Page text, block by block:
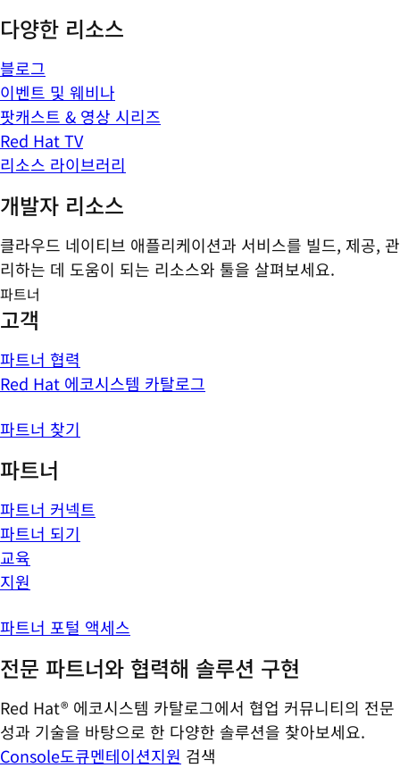
다양한 리소스
블로그
이벤트 및 웨비나
팟캐스트 & 영상 시리즈
Red Hat TV
리소스 라이브러리
개발자 리소스
클라우드 네이티브 애플리케이션과 서비스를 빌드, 제공, 관
리하는 데 도움이 되는 리소스와 툴을 살펴보세요.
파트너
고객
파트너 협력
Red Hat 에코시스템 카탈로그
파트너 찾기
파트너
파트너 커넥트
파트너 되기
교육
지원
파트너 포털 액세스
전문 파트너와 협력해 솔루션 구현
Red Hat® 에코시스템 카탈로그에서 협업 커뮤니티의 전문
성과 기술을 바탕으로 한 다양한 솔루션을 찾아보세요.
Console도큐멘테이션지원 검색